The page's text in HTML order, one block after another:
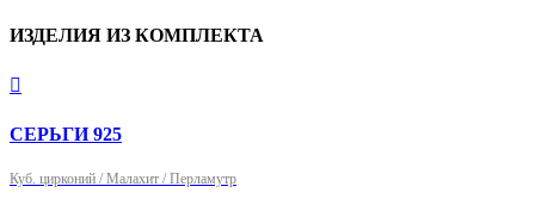
ИЗДЕЛИЯ ИЗ КОМПЛЕКТА

СЕРЬГИ 925
Куб. цирконий / Малахит / Перламутр